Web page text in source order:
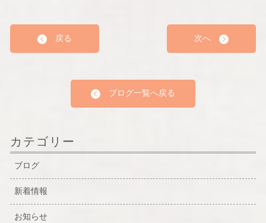
戻る 次へ
ブログ一覧へ戻る
カテゴリー
ブログ
新着情報
お知らせ